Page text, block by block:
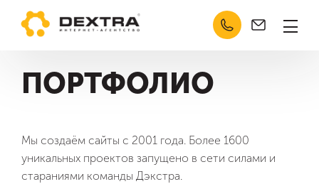
Техподдержка
Кабинет
Челябинск
Сертификаты
Контакты
ПОРТФОЛИО
Мы создаём сайты с 2001 года. Более 1600
уникальных проектов запущено в сети силами и
стараниями команды Дэкстра.